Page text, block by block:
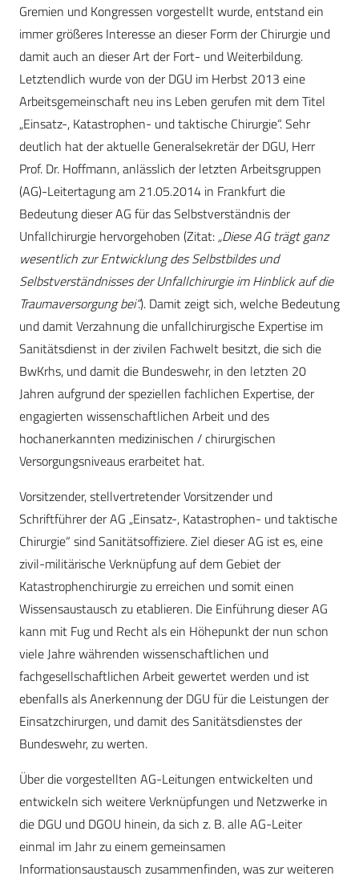
Gremien und Kongressen vorgestellt wurde, entstand ein
immer größeres Interesse an dieser Form der Chirurgie und
damit auch an dieser Art der Fort- und Weiterbildung.
Letztendlich wurde von der DGU im Herbst 2013 eine
Arbeitsgemeinschaft neu ins Leben gerufen mit dem Titel
„Einsatz-, Katastrophen- und taktische Chirurgie“. Sehr
deutlich hat der aktuelle Generalsekretär der DGU, Herr
Prof. Dr. Hoffmann, anlässlich der letzten Arbeitsgruppen
(AG)-Leitertagung am 21.05.2014 in Frankfurt die
Bedeutung dieser AG für das Selbstverständnis der
Unfallchirurgie hervorgehoben (Zitat:„Diese AG trägt ganz
wesentlich zur Entwicklung des Selbstbildes und
Selbstverständnisses der Unfallchirurgie im Hinblick auf die
Traumaversorgung bei“.). Damit zeigt sich, welche Bedeutung
und damit Verzahnung die unfallchirurgische Expertise im
Sanitätsdienst in der zivilen Fachwelt besitzt, die sich die
BwKrhs, und damit die Bundeswehr, in den letzten 20
Jahren aufgrund der speziellen fachlichen Expertise, der
engagierten wissenschaftlichen Arbeit und des
hochanerkannten medizinischen / chirurgischen
Versorgungsniveaus erarbeitet hat.
Vorsitzender, stellvertretender Vorsitzender und
Schriftführer der AG „Einsatz-, Katastrophen- und taktische
Chirurgie“ sind Sanitätsoffiziere. Ziel dieser AG ist es, eine
zivil-militärische Verknüpfung auf dem Gebiet der
Katastrophenchirurgie zu erreichen und somit einen
Wissensaustausch zu etablieren. Die Einführung dieser AG
kann mit Fug und Recht als ein Höhepunkt der nun schon
viele Jahre währenden wissenschaftlichen und
fachgesellschaftlichen Arbeit gewertet werden und ist
ebenfalls als Anerkennung der DGU für die Leistungen der
Einsatzchirurgen, und damit des Sanitätsdienstes der
Bundeswehr, zu werten.
Über die vorgestellten AG-Leitungen entwickelten und
entwickeln sich weitere Verknüpfungen und Netzwerke in
die DGU und DGOU hinein, da sich z. B. alle AG-Leiter
einmal im Jahr zu einem gemeinsamen
Informationsaustausch zusammenfinden, was zur weiteren